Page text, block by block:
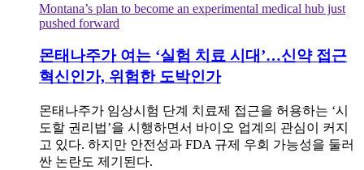
Montana’s plan to become an experimental medical hub just
pushed forward
몬태나주가 여는 ‘실험 치료 시대’…신약 접근
혁신인가, 위험한 도박인가
몬태나주가 임상시험 단계 치료제 접근을 허용하는 ‘시
도할 권리법’을 시행하면서 바이오 업계의 관심이 커지
고 있다. 하지만 안전성과 FDA 규제 우회 가능성을 둘러
싼 논란도 제기된다.